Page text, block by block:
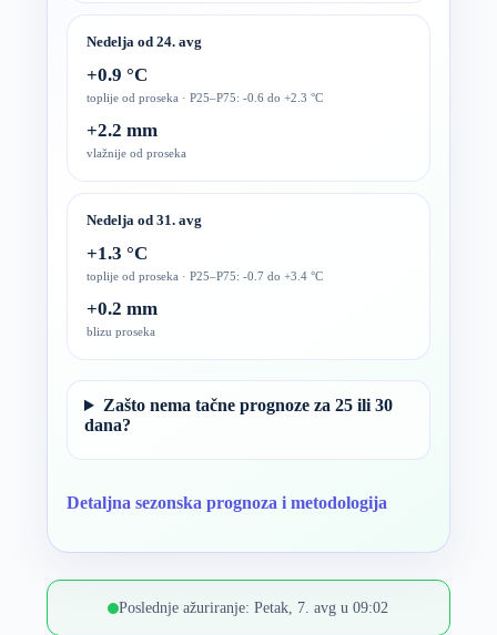
Nedelja od 24. avg
+0.9 °C
toplije od proseka · P25–P75: -0.6 do +2.3 °C
+2.2 mm
vlažnije od proseka
Nedelja od 31. avg
+1.3 °C
toplije od proseka · P25–P75: -0.7 do +3.4 °C
+0.2 mm
blizu proseka
Zašto nema tačne prognoze za 25 ili 30
dana?
Detaljna sezonska prognoza i metodologija
Poslednje ažuriranje: Petak, 7. avg u 09:02